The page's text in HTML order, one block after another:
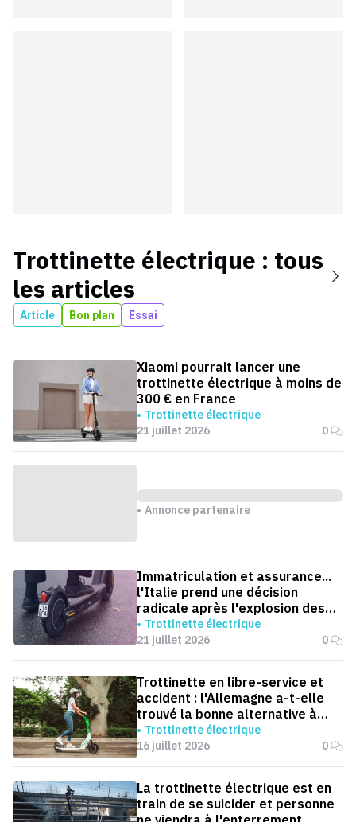
Trottinette électrique : tous
les articles
Article Bon plan Essai
Xiaomi pourrait lancer une
trottinette électrique à moins de
300 € en France
Trottinette électrique
21 juillet 2026
0
Annonce partenaire
Immatriculation et assurance...
l'Italie prend une décision
radicale après l'explosion des
accidents de trottinettes
Trottinette électrique
21 juillet 2026
0
Trottinette en libre-service et
accident : l'Allemagne a-t-elle
trouvé la bonne alternative à
l'interdiction ?
Trottinette électrique
16 juillet 2026
0
La trottinette électrique est en
train de se suicider et personne